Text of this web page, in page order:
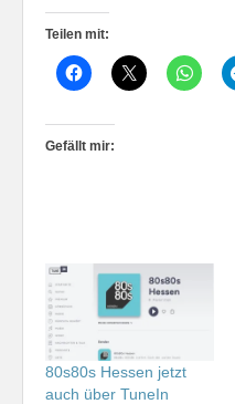
Teilen mit:
Gefällt mir:
80s80s Hessen jetzt
auch über TuneIn